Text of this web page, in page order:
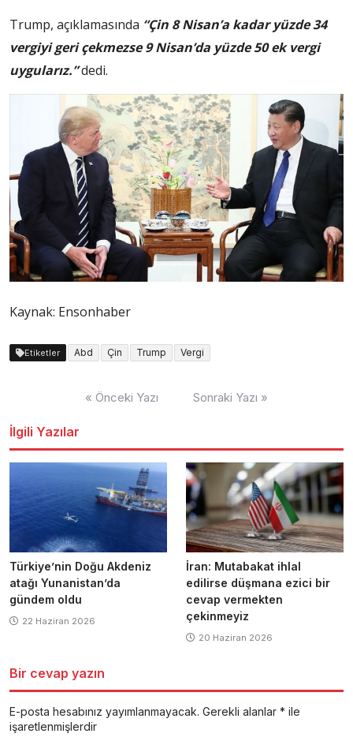
Trump, açıklamasında “Çin 8 Nisan’a kadar yüzde 34
vergiyi geri çekmezse 9 Nisan’da yüzde 50 ek vergi
uygularız.”dedi.
Kaynak: Ensonhaber
Etiketler Abd Çin Trump Vergi
« Önceki Yazı Sonraki Yazı »
İlgili Yazılar
Türkiye’nin Doğu Akdeniz
atağı Yunanistan’da
gündem oldu
22 Haziran 2026
İran: Mutabakat ihlal
edilirse düşmana ezici bir
cevap vermekten
çekinmeyiz
20 Haziran 2026
Bir cevap yazın
E-posta hesabınız yayımlanmayacak. Gerekli alanlar * ile
işaretlenmişlerdir